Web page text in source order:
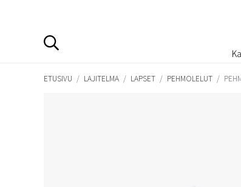
ETUSIVU / LAJITELMA / LAPSET / PEHMOLELUT /